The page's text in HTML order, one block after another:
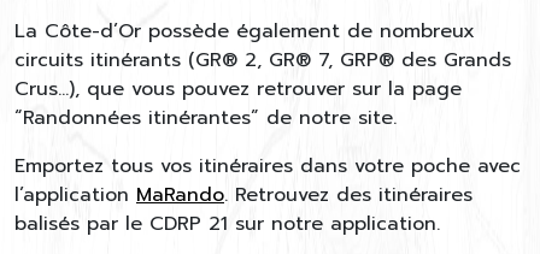
La Côte-d’Or possède également de nombreux
circuits itinérants (GR® 2, GR® 7, GRP® des Grands
Crus…), que vous pouvez retrouver sur la page
“Randonnées itinérantes” de notre site.
Emportez tous vos itinéraires dans votre poche avec
l’application MaRando. Retrouvez des itinéraires
balisés par le CDRP 21 sur notre application.